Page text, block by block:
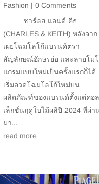
Fashion | 0 Comments
ชาร์ลส แอนด์ คีธ
(CHARLES & KEITH) หลังจาก
เผยโฉมโลโก้แบรนด์ตรา
สัญลักษณ์อักษรย่อ และลายโม
แกรมแบบใหม่เป็นครั้งแรกก็ได้
เริ่มอวดโฉมโลโก้ใหม่บน
ผลิตภัณฑ์ของแบรนด์ตั้งแต่คอล
เล็กชั่นฤดูใบไม้ผลิปี 2024 ที่ผ่า
มา...
read more